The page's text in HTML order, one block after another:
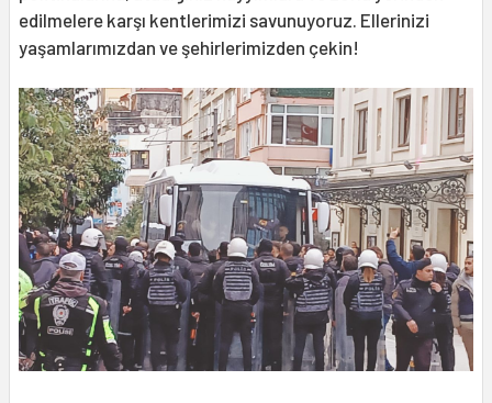
edilmelere karşı kentlerimizi savunuyoruz. Ellerinizi
yaşamlarımızdan ve şehirlerimizden çekin!